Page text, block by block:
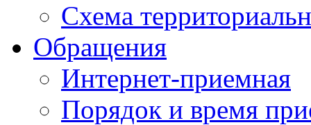
Схема
Обращения
Интернет-приемная
Порядок и время